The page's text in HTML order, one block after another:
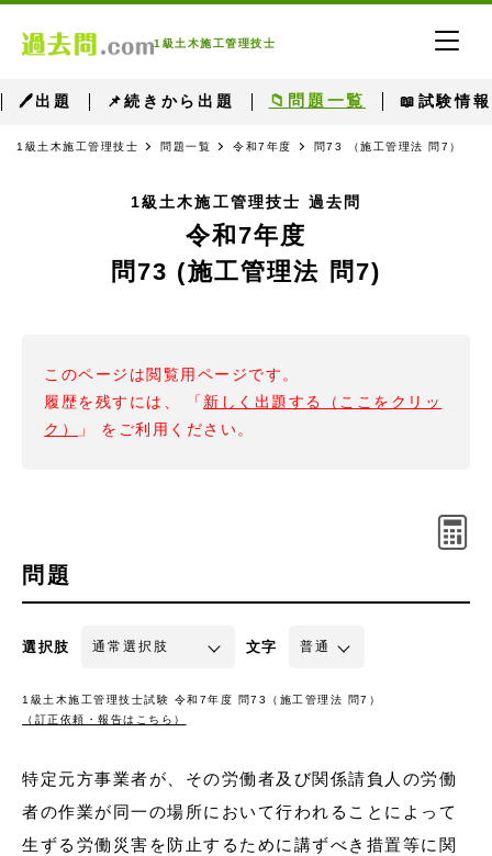
1級土木施工管理技士
🖊出題 📌続きから出題 📁問題一覧 📖試験情報
1級土木施工管理技士 問題一覧 令和7年度 問73 （施工管理法 問7）
1級土木施工管理技士 過去問
令和7年度
問73 (施工管理法 問7)
このページは閲覧用ページです。
履歴を残すには、 「 新しく出題する（ここをクリッ
ク）
」 をご利用ください。
問題
選択肢 文字
1級土木施工管理技士試験 令和7年度 問73（施工管理法 問7）
（訂正依頼・報告はこちら）
特定元方事業者が、その労働者及び関係請負人の労働
者の作業が同一の場所において行われることによって
生ずる労働災害を防止するために講ずべき措置等に関